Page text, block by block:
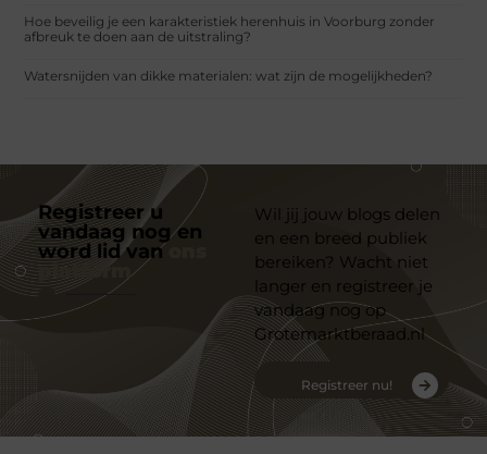
Hoe beveilig je een karakteristiek herenhuis in Voorburg zonder
afbreuk te doen aan de uitstraling?
Watersnijden van dikke materialen: wat zijn de mogelijkheden?
Registreer u
vandaag nog en
word lid van
platform
Wil jij jouw blogs delen
en een breed publiek
bereiken? Wacht niet
langer en registreer je
vandaag nog op
Grotemarktberaad.nl
Registreer nu!